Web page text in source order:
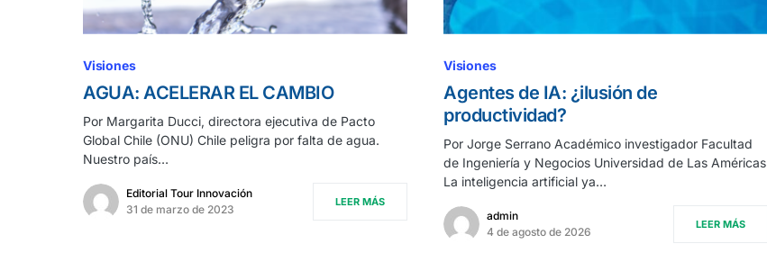
Visiones
AGUA: ACELERAR EL CAMBIO
Por Margarita Ducci, directora ejecutiva de Pacto
Global Chile (ONU) Chile peligra por falta de agua.
Nuestro país…
Editorial Tour Innovación
31 de marzo de 2023
LEER MÁS
Visiones
Agentes de IA: ¿ilusión de
productividad?
Por Jorge Serrano Académico investigador Facultad
de Ingeniería y Negocios Universidad de Las Américas
La inteligencia artificial ya…
admin
4 de agosto de 2026
LEER MÁS